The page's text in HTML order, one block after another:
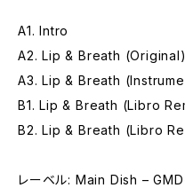
A1. Intro
A2. Lip & Breath (Original)
A3. Lip & Breath
B1. Lip & Breath (Libro
B2. Lip & Breath (Libro
レーベル: Main Dish –